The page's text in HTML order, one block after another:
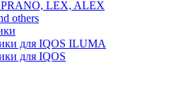
LEX, ALEX
others
для IQOS ILUMA
для IQOS